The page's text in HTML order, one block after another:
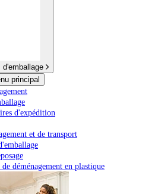
principal
d'expédition
et de transport
déménagement en plastique